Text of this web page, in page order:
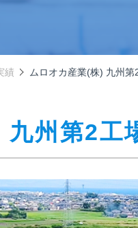
績 ムロオカ産業(株) 九州
州第2工